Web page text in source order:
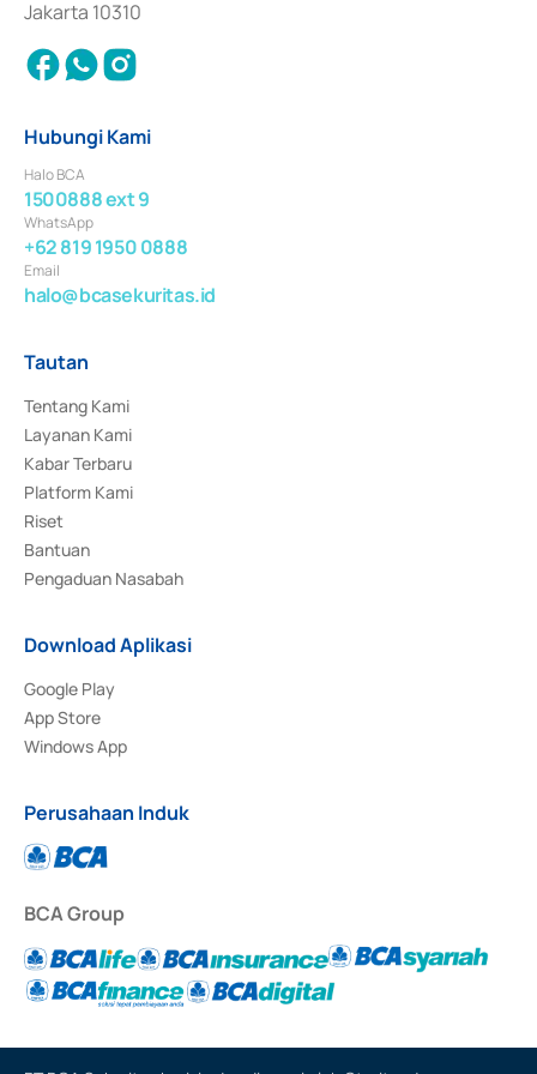
Jakarta 10310
Hubungi Kami
Halo BCA
1500888 ext 9
WhatsApp
+62 819 1950 0888
Email
halo@bcasekuritas.id
Tautan
Tentang Kami
Layanan Kami
Kabar Terbaru
Platform Kami
Riset
Bantuan
Pengaduan Nasabah
Download Aplikasi
Google Play
App Store
Windows App
Perusahaan Induk
BCA Group